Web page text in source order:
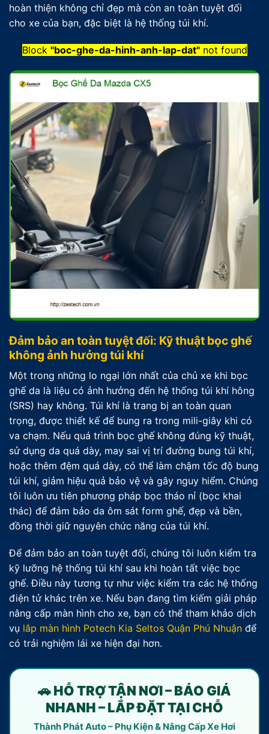
hoàn thiện không chỉ đẹp mà còn an toàn tuyệt đối
cho xe của bạn, đặc biệt là hệ thống túi khí.
Block "boc-ghe-da-hinh-anh-lap-dat"not found
Đảm bảo an toàn tuyệt đối: Kỹ thuật bọc ghế
không ảnh hưởng túi khí
Một trong những lo ngại lớn nhất của chủ xe khi bọc
ghế da là liệu có ảnh hưởng đến hệ thống túi khí hông
(SRS) hay không. Túi khí là trang bị an toàn quan
trọng, được thiết kế để bung ra trong mili-giây khi có
va chạm. Nếu quá trình bọc ghế không đúng kỹ thuật,
sử dụng da quá dày, may sai vị trí đường bung túi khí,
hoặc thêm đệm quá dày, có thể làm chậm tốc độ bung
túi khí, giảm hiệu quả bảo vệ và gây nguy hiểm. Chúng
tôi luôn ưu tiên phương pháp bọc tháo nỉ (bọc khai
thác) để đảm bảo da ôm sát form ghế, đẹp và bền,
đồng thời giữ nguyên chức năng của túi khí.
Để đảm bảo an toàn tuyệt đối, chúng tôi luôn kiểm tra
kỹ lưỡng hệ thống túi khí sau khi hoàn tất việc bọc
ghế. Điều này tương tự như việc kiểm tra các hệ thống
điện tử khác trên xe. Nếu bạn đang tìm kiếm giải pháp
nâng cấp màn hình cho xe, bạn có thể tham khảo dịch
vụ lắp màn hình Potech Kia Seltos Quận Phú Nhuận để
có trải nghiệm lái xe hiện đại hơn.
🚗 HỖ TRỢ TẬN NƠI – BÁO GIÁ
NHANH – LẮP ĐẶT TẠI CHỖ
Thành Phát Auto – Phụ Kiện & Nâng Cấp Xe Hơi